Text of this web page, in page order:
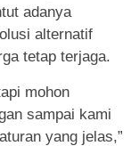
adanya
alternatif
tetap terjaga.
mohon
sampai kami
yang jelas,”